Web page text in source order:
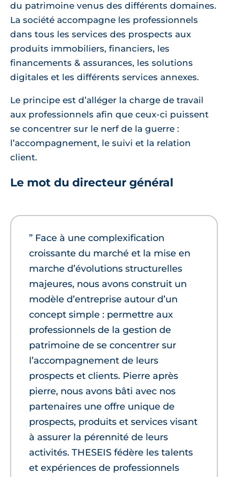
du patrimoine venus des différents domaines.
La société accompagne les professionnels
dans tous les services des prospects aux
produits immobiliers, financiers, les
financements & assurances, les solutions
digitales et les différents services annexes.
Le principe est d’alléger la charge de travail
aux professionnels afin que ceux-ci puissent
se concentrer sur le nerf de la guerre :
l’accompagnement, le suivi et la relation
client.
Le mot du directeur général
” Face à une complexification
croissante du marché et la mise en
marche d’évolutions structurelles
majeures, nous avons construit un
modèle d’entreprise autour d’un
concept simple : permettre aux
professionnels de la gestion de
patrimoine de se concentrer sur
l’accompagnement de leurs
prospects et clients. Pierre après
pierre, nous avons bâti avec nos
partenaires une offre unique de
prospects, produits et services visant
à assurer la pérennité de leurs
activités. THESEIS fédère les talents
et expériences de professionnels